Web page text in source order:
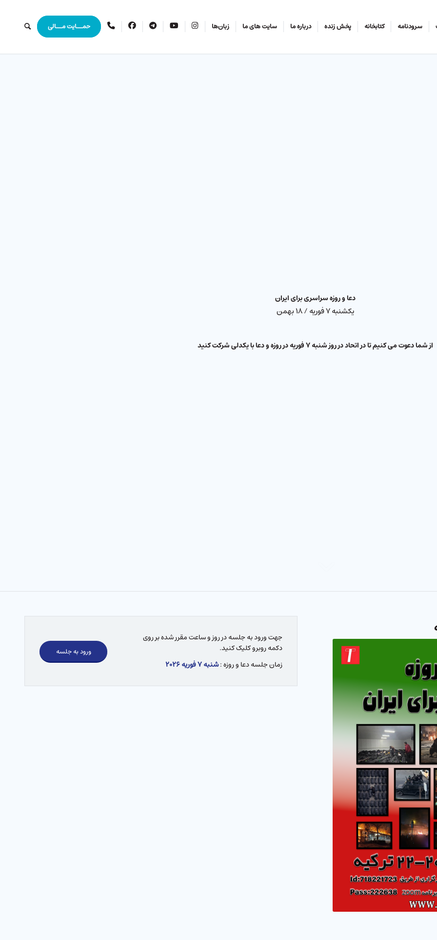
سرودنامه کتابخانه پخش زنده درباره ما سایت های ما زبان‌ها اینستاگرامیوتیوبتلگرام فیس ارتباط حمــایت مــالی
دعا و روزه سراسری برای ایران
یکشنبه ۷ فوریه / ۱۸ بهمن
از شما دعوت می کنیم تا در اتحاد در روز شنبه ۷ فوریه در روزه و دعا با یکدلی شرکت کنید
جهت ورود به جلسه در روز و ساعت مقرر شده بر روی
دکمه روبرو کلیک کنید.
زمان جلسه دعا و روزه :شنبه ۷ فوریه ۲۰۲۶
ورود به جلسه